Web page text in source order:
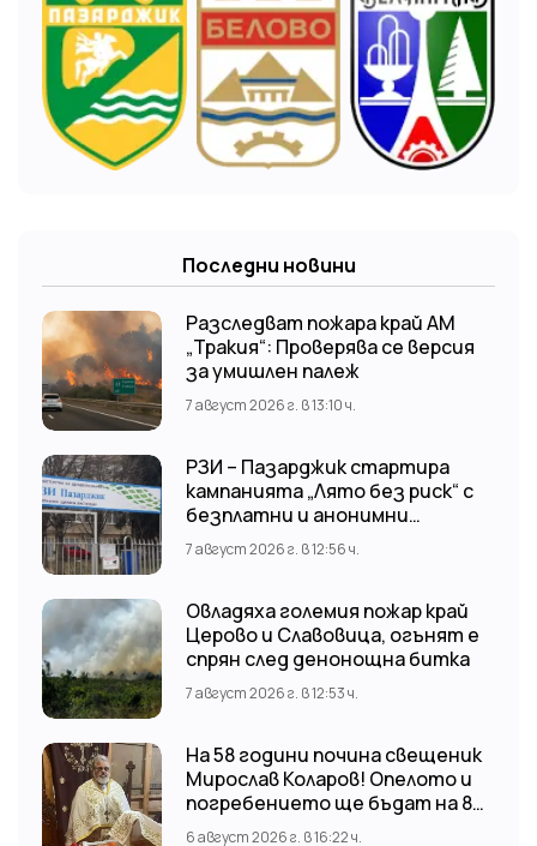
Последни новини
Разследват пожара край АМ
„Тракия“: Проверява се версия
за умишлен палеж
7 август 2026 г. в 13:10 ч.
РЗИ – Пазарджик стартира
кампанията „Лято без риск“ с
безплатни и анонимни
изследвания за ХИВ
7 август 2026 г. в 12:56 ч.
Овладяха големия пожар край
Церово и Славовица, огънят е
спрян след денонощна битка
7 август 2026 г. в 12:53 ч.
На 58 години почина свещеник
Мирослав Коларов! Опелото и
погребението ще бъдат на 8
август (събота) от 11:00 часа в
6 август 2026 г. в 16:22 ч.